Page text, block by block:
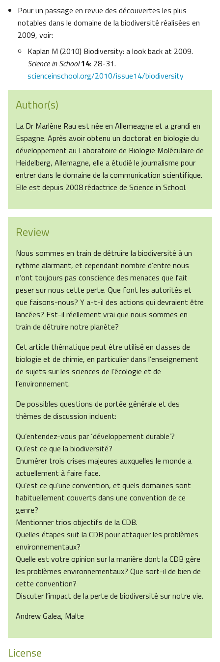
Pour un passage en revue des découvertes les plus
notables dans le domaine de la biodiversité réalisées en
2009, voir:
Kaplan M (2010) Biodiversity: a look back at 2009.
Science in School14: 28-31.
scienceinschool.org/2010/issue14/biodiversity
Author(s)
La Dr Marlène Rau est née en Allemeagne et a grandi en
Espagne. Après avoir obtenu un doctorat en biologie du
développement au Laboratoire de Biologie Moléculaire de
Heidelberg, Allemagne, elle a étudié le journalisme pour
entrer dans le domaine de la communication scientifique.
Elle est depuis 2008 rédactrice de Science in School.
Review
Nous sommes en train de détruire la biodiversité à un
rythme alarmant, et cependant nombre d’entre nous
n’ont toujours pas conscience des menaces que fait
peser sur nous cette perte. Que font les autorités et
que faisons-nous? Y a-t-il des actions qui devraient être
lancées? Est-il réellement vrai que nous sommes en
train de détruire notre planète?
Cet article thématique peut être utilisé en classes de
biologie et de chimie, en particulier dans l’enseignement
de sujets sur les sciences de l’écologie et de
l’environnement.
De possibles questions de portée générale et des
thèmes de discussion incluent:
Qu’entendez-vous par ‘développement durable’?
Qu’est ce que la biodiversité?
Enumérer trois crises majeures auxquelles le monde a
actuellement à faire face.
Qu’est ce qu’une convention, et quels domaines sont
habituellement couverts dans une convention de ce
genre?
Mentionner trios objectifs de la CDB.
Quelles étapes suit la CDB pour attaquer les problèmes
environnementaux?
Quelle est votre opinion sur la manière dont la CDB gère
les problèmes environnementaux? Que sort-il de bien de
cette convention?
Discuter l’impact de la perte de biodiversité sur notre vie.
Andrew Galea, Malte
License